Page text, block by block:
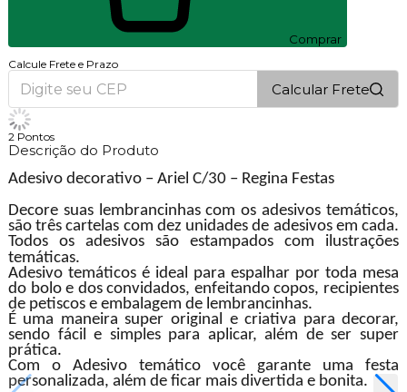
Comprar
Calcule Frete e Prazo
Calcular Frete
2 Pontos
Descrição do Produto
Adesivo decorativo – Ariel C/30 – Regina Festas
Decore suas lembrancinhas com os adesivos temáticos,
são três cartelas com dez unidades de adesivos em cada.
Todos os adesivos são estampados com ilustrações
temáticas.
Adesivo temáticos é ideal para espalhar por toda mesa
do bolo e dos convidados, enfeitando copos, recipientes
de petiscos e embalagem de lembrancinhas.
É uma maneira super original e criativa para decorar,
sendo fácil e simples para aplicar, além de ser super
prática.
Com o Adesivo temático você garante uma festa
personalizada, além de ficar mais divertida e bonita.